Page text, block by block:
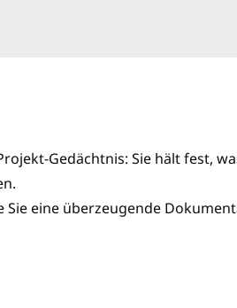
Gedächtnis: Sie hält fest,
Sie eine überzeugende